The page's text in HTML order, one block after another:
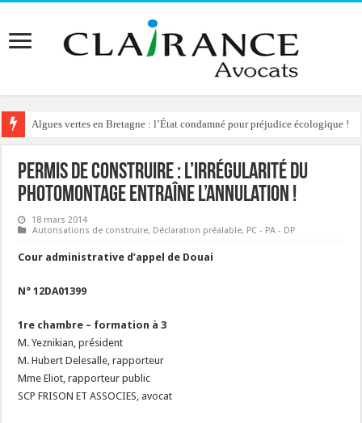
Algues vertes en Bretagne : l’État condamné pour préjudice écologique !
Permis de construire : l’irrégularité du
photomontage entraîne l’annulation !
18 mars 2014
Autorisations de construire, Déclaration préalable, PC - PA - DP
Cour administrative d’appel de Douai
N° 12DA01399
1re chambre – formation à 3
M. Yeznikian, président
M. Hubert Delesalle, rapporteur
Mme Eliot, rapporteur public
SCP FRISON ET ASSOCIES, avocat